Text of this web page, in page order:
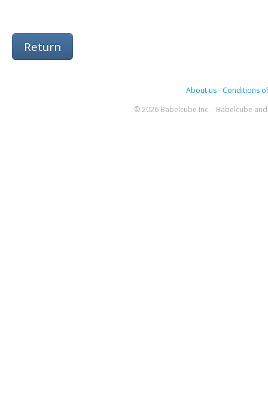
Return
About us- Conditions
© 2026 Babelcube Inc. - Babelcube